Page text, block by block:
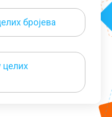
бројева
целих